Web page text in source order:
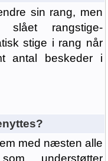
sin rang, men
slået rangstige-
stige i rang når
antal beskeder i
med næsten alle
understøtter